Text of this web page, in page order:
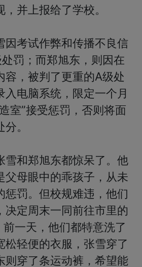
并上报给了学校。
因考试作弊和传播不良信
罚；而郑旭东，则因在
容，被判了更重的A级处
入电脑系统，限定一个月
室”接受惩罚，否则将面
。
雪和郑旭东都惊呆了。他
父母眼中的乖孩子，从未
惩罚。但校规难违，他们
决定周末一同前往市里的
前一天，他们都特意洗了
松轻便的衣服，张雪穿了
则穿了条运动裤，希望能